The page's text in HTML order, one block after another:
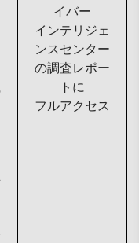
イバー
インテリジェ
ンスセンター
の調査レポー
トに
フルアクセス